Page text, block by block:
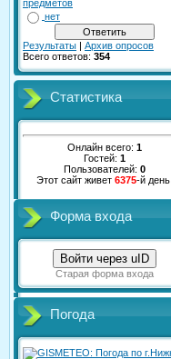
предметов
нет
Результаты | Архив опросов
Всего ответов: 354
Статистика
Онлайн всего: 1
Гостей: 1
Пользователей: 0
Этот сайт живет 6375-й день.
Форма входа
Войти через uID
Старая форма входа
Погода